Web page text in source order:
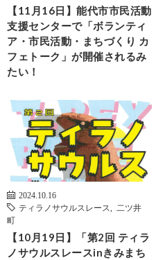
【11月16日】能代市市民活動
支援センターで「ボランティ
ア・市民活動・まちづくり カ
フェトーク」が開催されるみ
たい！
2024.10.16
ティラノサウルスレース
二ツ井
町
【10月19日】「第2回 ティラ
ノサウルスレースinきみまち